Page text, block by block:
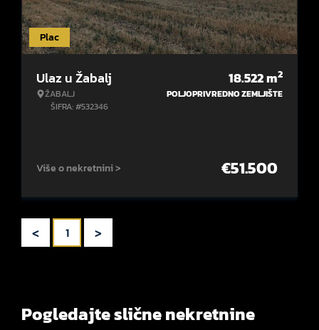
Plac
Ulaz u Žabalj
ŽABALJ
ŠIFRA: #532346
18.522m2
POLJOPRIVREDNO ZEMLJIŠTE
Više o nekretnini > €51.500
< 1 >
Pogledajte slične nekretnine